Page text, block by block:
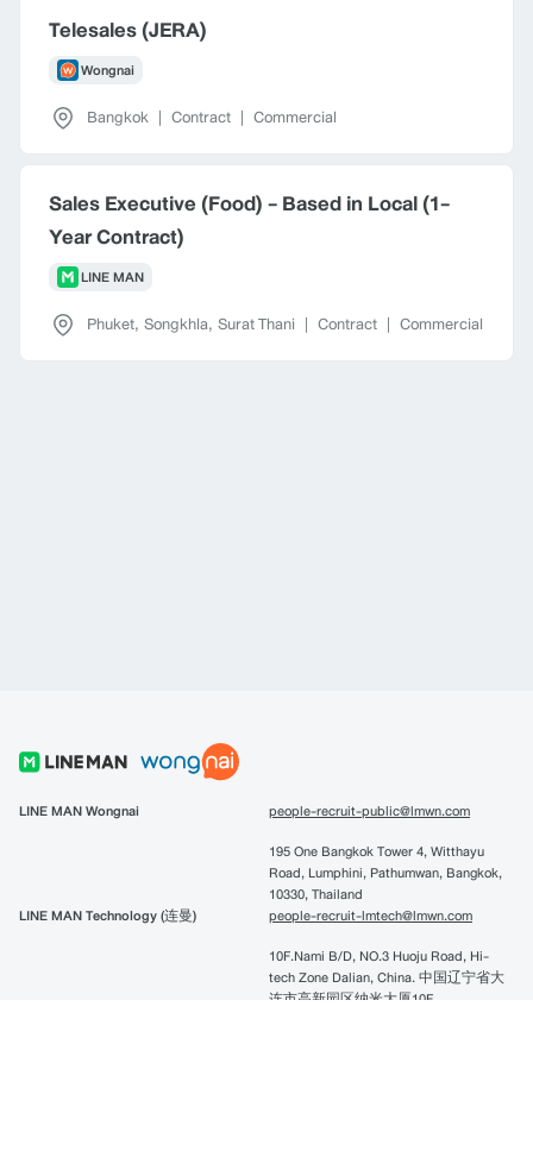
Telesales (JERA)
Wongnai
Bangkok | Contract | Commercial
Sales Executive (Food) - Based in Local (1-
Year Contract)
LINE MAN
Phuket, Songkhla, Surat Thani | Contract | Commercial
LINE MAN Wongnai
people-recruit-public@lmwn.com
195 One Bangkok Tower 4, Witthayu
Road, Lumphini, Pathumwan, Bangkok,
10330, Thailand
LINE MAN Technology (连曼)
people-recruit-lmtech@lmwn.com
10F.Nami B/D, NO.3 Huoju Road, Hi-
tech Zone Dalian, China. 中国辽宁省大
连市高新园区纳米大厦10F